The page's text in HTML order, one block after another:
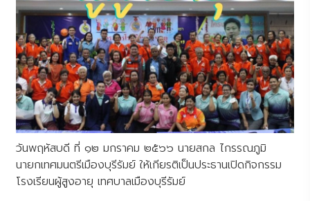
วันพฤหัสบดี ที่ ๑๒ มกราคม ๒๕๖๖ นายสกล ไกรรณภูมิ
นายกเทศมนตรีเมืองบุรีรัมย์ ให้เกียรติเป็นประธานเปิดกิจกรรม
โรงเรียนผู้สูงอายุ เทศบาลเมืองบุรีรัมย์